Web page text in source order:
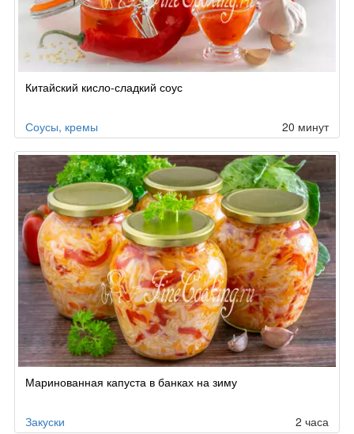
Китайский кисло-сладкий соус
Соусы, кремы 20 минут
Маринованная капуста в банках на зиму
Закуски 2 часа